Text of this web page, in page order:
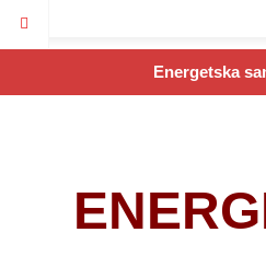
Energetska